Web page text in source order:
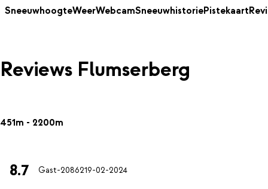
SneeuwhoogteWeerWebcamSneeuwhistoriePistekaart
Reviews Flumserberg
451m - 2200m
8.7 Gast-2086219-02-2024